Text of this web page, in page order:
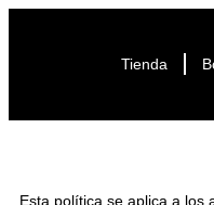
Tienda
Esta política se aplica a los